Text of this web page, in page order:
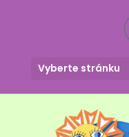
Vyberte stránku